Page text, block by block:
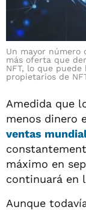
Un mayor número
más oferta que
NFT, lo que
propietarios de
Amedida que
menos dinero
ventas
máximo en
continuará en
Aunque